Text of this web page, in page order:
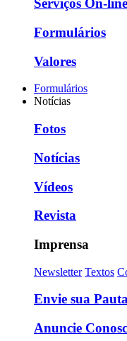
Serviços On-line
Formulários
Valores
Formulários
Notícias
Fotos
Notícias
Vídeos
Revista
Imprensa
Newsletter Textos
Envie sua
Anuncie